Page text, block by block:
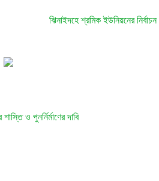
ঝিনাইদহে শ্রমিক ইউনিয়নের
ও পুনর্নির্মাণের দাবি